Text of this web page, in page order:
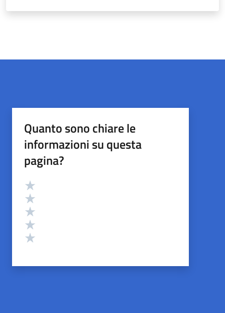
Quanto sono chiare le
informazioni su questa
pagina?
Valutazione